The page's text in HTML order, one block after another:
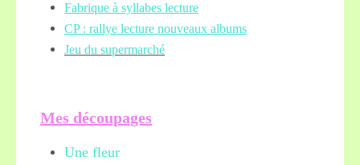
Fabrique à syllabes lecture
CP : rallye lecture nouveaux albums
Jeu du supermarché
Mes découpages
Une fleur